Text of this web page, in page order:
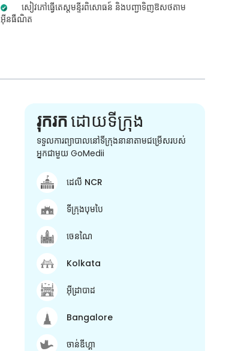
សៀវភៅធ្វើតេស្តមន្ទីរពិសោធន៍ និងបញ្ជាទិញឱសថតាម
អ៊ីនធឺណិត
រុករកដោយទីក្រុង
ទទួលការព្យាបាលនៅទីក្រុងនានាតាមជម្រើសរបស់
អ្នកជាមួយ GoMedii
ដេលី NCR
ទីក្រុងបុមបៃ
ចេនណៃ
Kolkata
អ៊ីដ្រាបាដ
Bangalore
ចាន់ឌីហ្គា